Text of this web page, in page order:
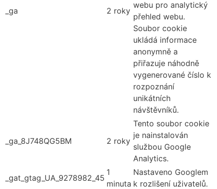
_ga 2 roky
webu pro analytický
přehled webu.
Soubor cookie
ukládá informace
anonymně a
přiřazuje náhodně
vygenerované číslo k
rozpoznání
unikátních
návštěvníků.
_ga_8J748QG5BM 2 roky
Tento soubor cookie
je nainstalován
službou Google
Analytics.
_gat_gtag_UA_9278982_45
1
minuta
Nastaveno Googlem
k rozlišení uživatelů.